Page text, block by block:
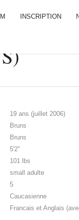
INSCRIPTION
19 ans (juillet 2006)
Bruns
Bruns
5'2''
101 lbs
small adulte
5
Caucasienne
Francais et Anglais